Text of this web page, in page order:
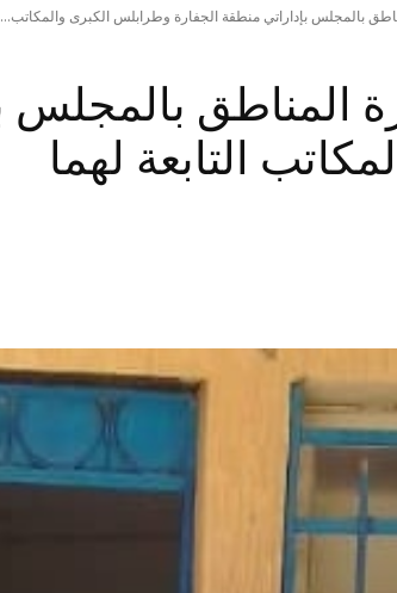
بالمجلس بإداراتي منطقة الجفارة وطرابلس الكبرى والمكاتب...
المناطق بالمجلس
التابعة لهما